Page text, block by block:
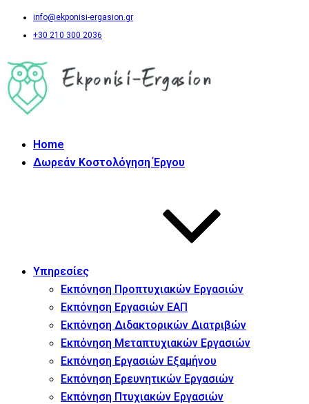
info@ekponisi-ergasion.gr
+30 210 300 2036
Home
Δωρεάν Κοστολόγηση Έργου
Υπηρεσίες
Εκπόνηση Προπτυχιακών Εργασιών
Εκπόνηση Εργασιών ΕΑΠ
Εκπόνηση Διδακτορικών Διατριβών
Εκπόνηση Μεταπτυχιακών Εργασιών
Εκπόνηση Εργασιών Εξαμήνου
Εκπόνηση Ερευνητικών Εργασιών
Εκπόνηση Πτυχιακών Εργασιών